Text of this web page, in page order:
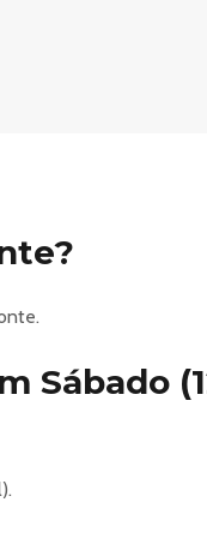
os 30 anos do
Sábado